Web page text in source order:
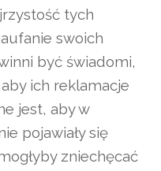
tych
swoich
być świadomi,
ich reklamacje
jest, aby w
pojawiały się
zniechęcać